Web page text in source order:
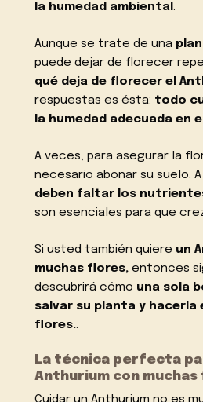
la humedad ambiental.
Aunque se trate de una
puede dejar de florecer
qué deja de florecer el
respuestas es ésta: todo
la humedad adecuada en
A veces, para asegurar la
necesario abonar su suelo.
deben faltar los
son esenciales para que
Si usted también quiere un
muchas flores, entonces
descubrirá cómo una sola
salvar su planta y hacerla
flores..
La técnica perfecta
Anthurium con